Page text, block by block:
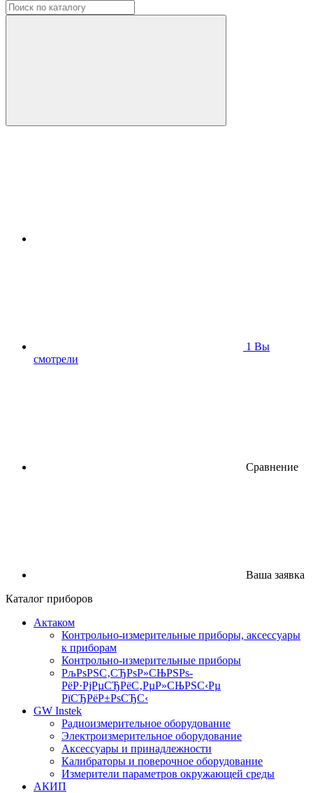
1 Вы
смотрели
Сравнение
Ваша заявка
Каталог приборов
Актаком
Контрольно-измерительные приборы, аксессуары
к приборам
Контрольно-измерительные приборы
РљРѕРЅС‚СЂРѕР»СЊРЅРѕ-
РёР·РјРµСЂРёС‚РµР»СЊРЅС‹Рµ
РїСЂРёР±РѕСЂС‹
GW Instek
Радиоизмерительное оборудование
Электроизмерительное оборудование
Аксессуары и принадлежности
Калибраторы и поверочное оборудование
Измерители параметров окружающей среды
АКИП